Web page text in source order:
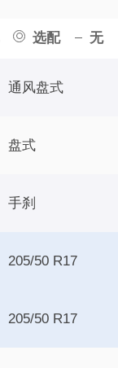
选配 无
通风盘式
盘式
手刹
205/50 R17
205/50 R17